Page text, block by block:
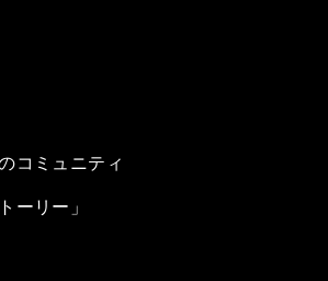
コミュニティ
ーリー」